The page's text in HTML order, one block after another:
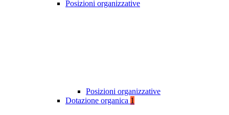
Posizioni organizzative
Posizioni organizzative
Dotazione organica 1